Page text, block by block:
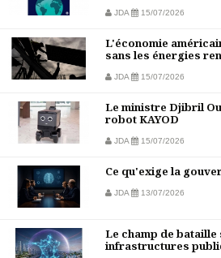
JDA 15/07/2026
L'économie
sans les énergies
JDA 15/07/2026
Le ministre Djibril
robot KAYOD
JDA 15/07/2026
Ce qu'exige la
JDA 13/07/2026
Le champ de
infrastructures